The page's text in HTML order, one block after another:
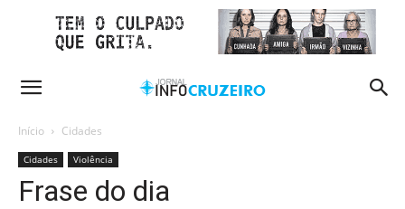
Início Cidades
Cidades Violência
Frase do dia